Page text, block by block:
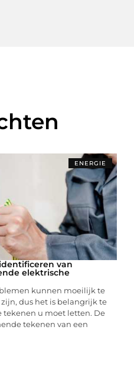
ENERGIE
van
elektrische
kunnen moeilijk te
dus het is belangrijk te
tekenen u moet letten. De
tekenen van een